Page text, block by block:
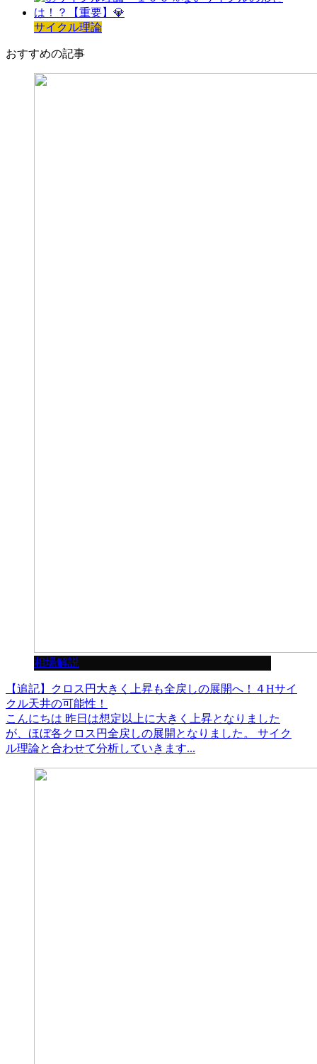
サイクル理論
おすすめの記事
相場解説
【追記】クロス円大きく上昇も全戻しの展開へ！４Hサイ
クル天井の可能性！
こんにちは 昨日は想定以上に大きく上昇となりました
が、ほぼ各クロス円全戻しの展開となりました。 サイク
ル理論と合わせて分析していきます...